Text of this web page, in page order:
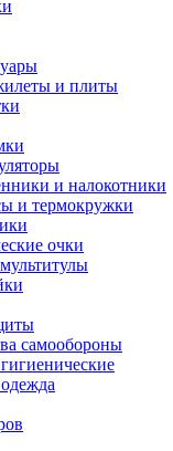
и плиты
и налокотники
и термокружки
очки
самообороны